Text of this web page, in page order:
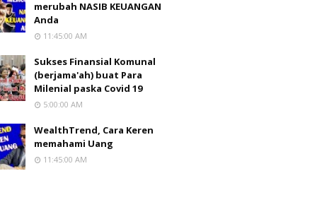
merubah NASIB KEUANGAN
Anda
11:45:00 AM
Sukses Finansial Komunal
(berjama'ah) buat Para
Milenial paska Covid 19
5:00:00 AM
WealthTrend, Cara Keren
memahami Uang
11:45:00 AM